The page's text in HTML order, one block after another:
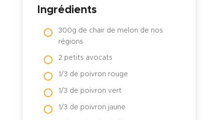
Ingrédients
300g de chair de melon de nos
régions
2 petits avocats
1/3 de poivron rouge
1/3 de poivron vert
1/3 de poivron jaune